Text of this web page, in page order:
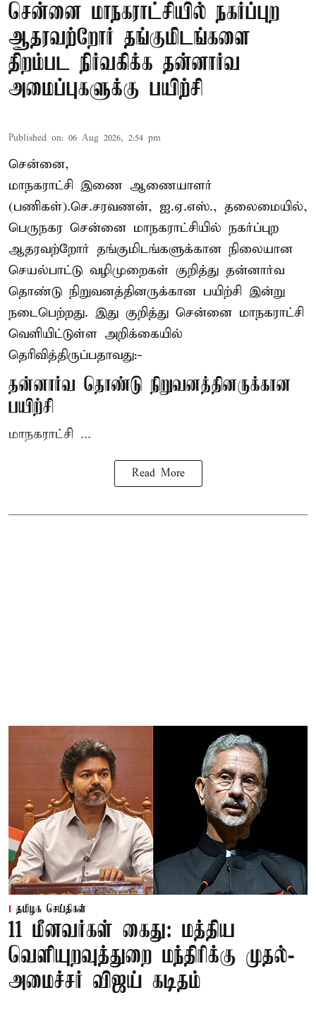
சென்னை மாநகராட்சியில் நகர்ப்புற
ஆதரவற்றோர் தங்குமிடங்களை
திறம்பட நிர்வகிக்க தன்னார்வ
அமைப்புகளுக்கு பயிற்சி
Published on: 06 Aug 2026, 2:54 pm
சென்னை,
மாநகராட்சி இணை ஆணையாளர்
(பணிகள்).செ.சரவணன், ஐ.ஏ.எஸ்., தலைமையில்,
பெருநகர சென்னை மாநகராட்சியில் நகர்ப்புற
ஆதரவற்றோர் தங்குமிடங்களுக்கான நிலையான
செயல்பாட்டு வழிமுறைகள் குறித்து தன்னார்வ
தொண்டு நிறுவனத்தினருக்கான பயிற்சி இன்று
நடைபெற்றது. இது குறித்து சென்னை மாநகராட்சி
வெளியிட்டுள்ள அறிக்கையில்
தெரிவித்திருப்பதாவது:-
தன்னார்வ தொண்டு நிறுவனத்தினருக்கான
பயிற்சி
மாநகராட்சி ...
Read More
தமிழக செய்திகள்
11 மீனவர்கள் கைது: மத்திய
வெளியுறவுத்துறை மந்திரிக்கு முதல்-
அமைச்சர் விஜய் கடிதம்